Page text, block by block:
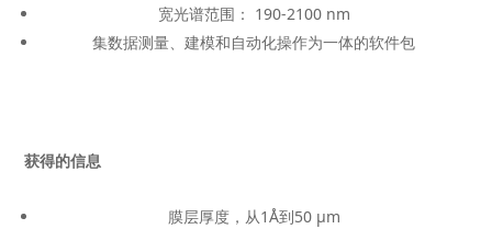
宽光谱范围： 190-2100 nm
集数据测量、建模和自动化操作为一体的软件包
获得的信息
膜层厚度，从1Å到50 µm